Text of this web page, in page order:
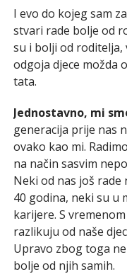
I evo do kojeg sam
stvari rade bolje od
su i bolji od roditelja,
odgoja djece možda
tata.
Jednostavno, mi
generacija prije nas
ovako kao mi.
na način sasvim
Neki od nas još
40 godina, neki su u
karijere. S
razlikuju od naše
Upravo zbog toga
bolje od njih samih.